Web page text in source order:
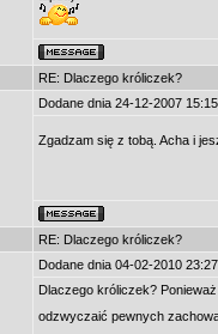
RE: Dlaczego króliczek?
Dodane dnia 24-12-2007 15:15
Zgadzam się z tobą. Acha i
RE: Dlaczego króliczek?
Dodane dnia 04-02-2010 23:27
Dlaczego króliczek?
odzwyczaić pewnych